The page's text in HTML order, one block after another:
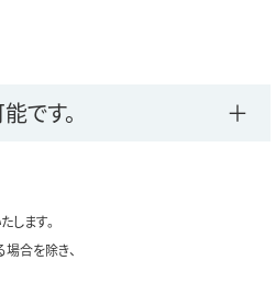
です。
ます。
合を除き、